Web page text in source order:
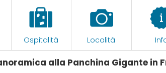
Ospitalità Località
alla Panchina Gigante in